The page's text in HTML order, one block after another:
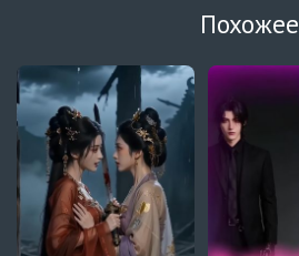
Огонь5 серия
Автосабы русские / украинские
Край горизонта9 серия
Превью
Край горизонта8 серия
Автосабы русские / украинские
Похожее